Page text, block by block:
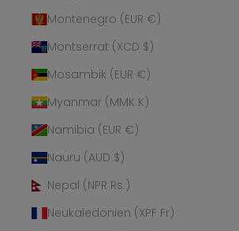
Montenegro (EUR €)
Montserrat (XCD $)
Mosambik (EUR €)
Myanmar (MMK K)
Namibia (EUR €)
Nauru (AUD $)
Nepal (NPR Rs.)
Neukaledonien (XPF Fr)